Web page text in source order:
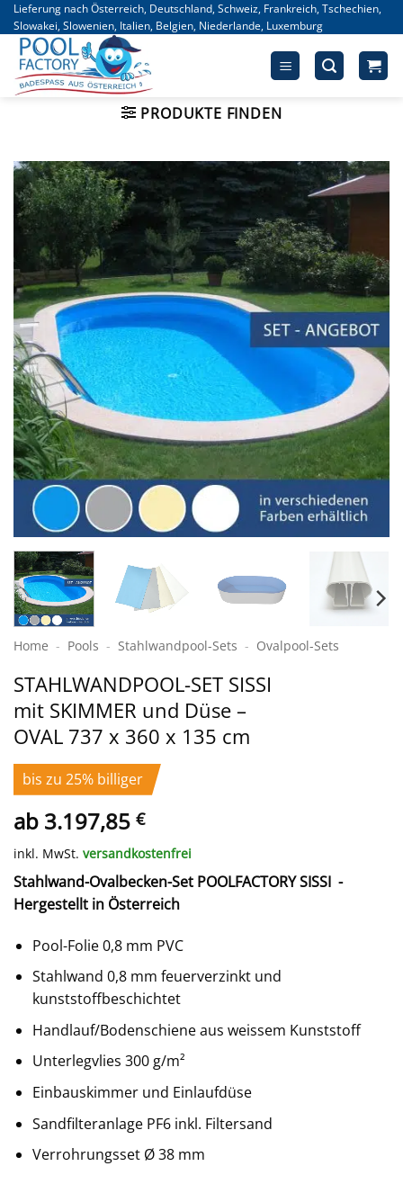
Zum
Inhalt
springen
Lieferung nach Österreich, Deutschland, Schweiz, Frankreich, Tschechien,
Slowakei, Slowenien, Italien, Belgien, Niederlande, Luxemburg
PRODUKTE FINDEN
Home - Pools - Stahlwand­pool-Sets - Ovalpool-Sets
STAHLWANDPOOL-SET SISSI
mit SKIMMER und Düse –
OVAL 737 x 360 x 135 cm
bis zu 25% billiger
ab 3.197,85 €
inkl. MwSt. versandkostenfrei
Stahlwand-Ovalbecken-Set POOLFACTORY SISSI -
Hergestellt in Österreich
Pool-Folie 0,8 mm PVC
Stahlwand 0,8 mm feuerverzinkt und
kunststoffbeschichtet
Handlauf/Bodenschiene aus weissem Kunststoff
Unterlegvlies 300 g/m²
Einbauskimmer und Einlaufdüse
Sandfilteranlage PF6 inkl. Filtersand
Verrohrungsset Ø 38 mm